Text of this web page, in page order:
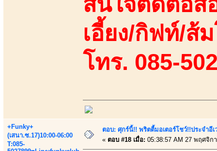
เอี้ยง/กิฟท์/ส้
โทร. 085-
+Funky+
(เสนา.ซ.17)10:00-06:00
T:085-
ตอบ: ศุกร์นี้!! พริตตี้มอเตอร์โชว์!!ประจำอี
« ตอบ #18 เมื่อ: 05:38:57 AM 27 พฤศจิก